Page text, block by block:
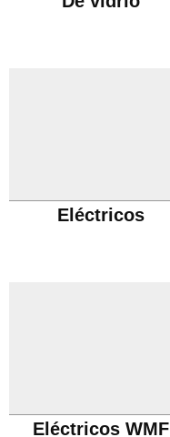
Eléctricos
Eléctricos WMF